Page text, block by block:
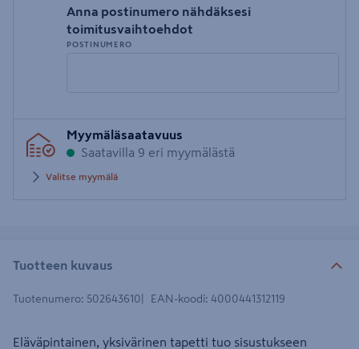
Anna postinumero nähdäksesi
toimitusvaihtoehdot
POSTINUMERO
postinumero
Myymäläsaatavuus
Saatavilla 9 eri myymälästä
Valitse myymälä
Tuotteen kuvaus
Tuotenumero: 502643610 EAN-koodi: 4000441312119
Eläväpintainen, yksivärinen tapetti tuo sisustukseen